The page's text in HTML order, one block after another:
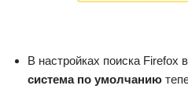
В настройках поиска Firefox
система по умолчанию